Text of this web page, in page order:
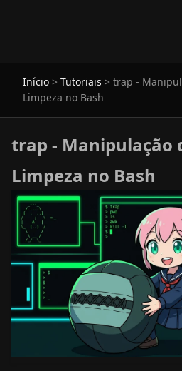
Início > Tutoriais > trap -
Limpeza no Bash
trap - Manipulação
Limpeza no Bash